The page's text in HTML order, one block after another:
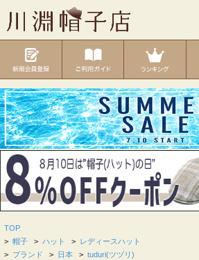
TOP
> 帽子 > ハット > レディースハット
> ブランド > 日本 > tuduri(ツヅリ)